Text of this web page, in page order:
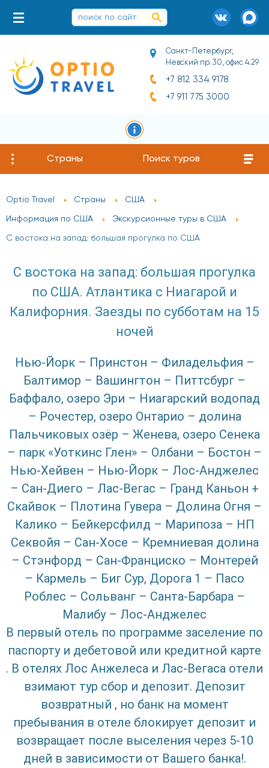
Санкт-Петербург,
Невский пр. 30, офис 4.29
+7 812 334 9178
+7 911 775 3000
Страны Поиск туров
Optio Travel Страны США
Информация по США Экскурсионные туры в США
С востока на запад: большая прогулка по США
С востока на запад: большая прогулка
по США. Атлантика с Ниагарой и
Калифорния. Заезды по субботам на 15
ночей
Нью-Йорк – Принстон – Филадельфия –
Балтимор – Вашингтон – Питтсбург –
Баффало, озеро Эри – Ниагарский водопад
– Рочестер, озеро Онтарио – долина
Пальчиковых озёр – Женева, озеро Сенека
– парк «Уоткинс Глен» – Олбани – Бостон –
Нью-Хейвен – Нью-Йорк – Лос-Анджелес
– Сан-Диего – Лас-Вегас – Гранд Каньон +
Скайвок – Плотина Гувера – Долина Огня –
Калико – Бейкерсфилд – Марипоза – НП
Секвойя – Сан-Хосе – Кремниевая долина
– Стэнфорд – Сан-Франциско – Монтерей
– Кармель – Биг Сур, Дорога 1 – Пасо
Роблес – Сольванг – Санта-Барбара –
Малибу – Лос-Анджелес
В первый отель по программе заселение по
паспорту и дебетовой или кредитной карте
. В отелях Лос Анжелеса и Лас-Вегаса отели
взимают тур сбор и депозит. Депозит
возвратный , но банк на момент
пребывания в отеле блокирует депозит и
возвращает после выселения через 5-10
дней в зависимости от Вашего банка!.